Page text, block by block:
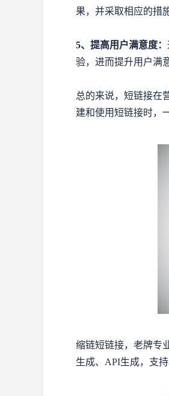
果，并采取相应的措
5、提高用户满意度：
验，进而提升用户满
总的来说，短链接在
建和使用短链接时，
缩链短链接，老牌专
生成、API生成，支